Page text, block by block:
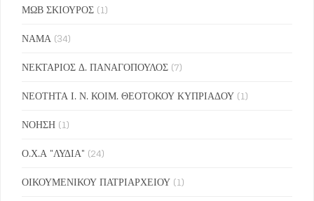
ΜΩΒ ΣΚΙΟΥΡΟΣ (1)
ΝΑΜΑ (34)
ΝΕΚΤΑΡΙΟΣ Δ. ΠΑΝΑΓΟΠΟΥΛΟΣ (7)
ΝΕΟΤΗΤΑ Ι. Ν. ΚΟΙΜ. ΘΕΟΤΟΚΟΥ ΚΥΠΡΙΑΔΟΥ (1)
ΝΟΗΣΗ (1)
Ο.Χ.Α "ΛΥΔΙΑ" (24)
ΟΙΚΟΥΜΕΝΙΚΟΥ ΠΑΤΡΙΑΡΧΕΙΟΥ (1)